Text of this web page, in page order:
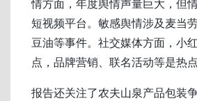
情方面，年度舆情声量巨大，但
短视频平台。敏感舆情涉及麦当
豆油等事件。社交媒体方面，小
点，品牌营销、联名活动等是热点
报告还关注了农夫山泉产品包装